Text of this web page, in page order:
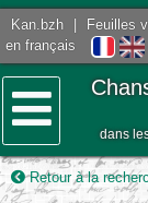
Kan.bzh Feuilles
en français
Menu
dans
Retour à la